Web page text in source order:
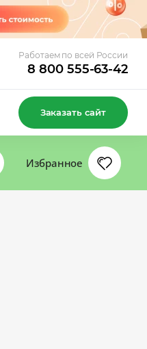
Работаем по всей России
8 800 555-63-42
Заказать сайт
Избранное